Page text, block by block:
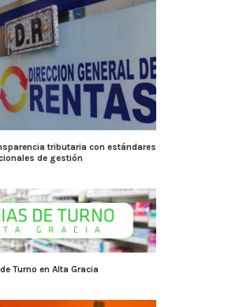
tributaria con estándares
de gestión
Turno en Alta Gracia